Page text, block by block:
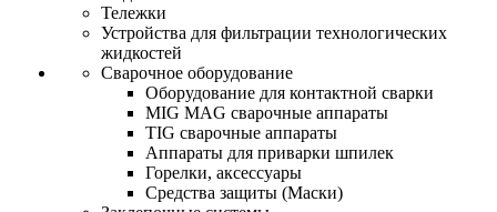
Тележки
Устройства для фильтрации технологических
жидкостей
Сварочное оборудование
Оборудование для контактной сварки
MIG MAG сварочные аппараты
TIG сварочные аппараты
Аппараты для приварки шпилек
Горелки, аксессуары
Средства защиты (Маски)